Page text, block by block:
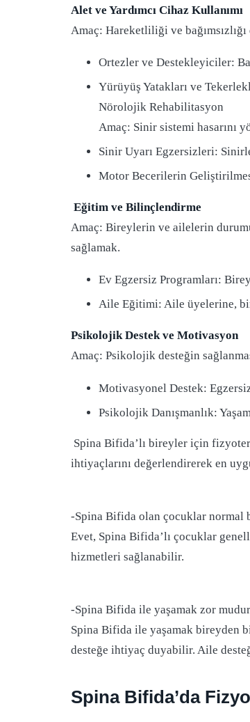
Alet ve Yardımcı Cihaz Kullanımı
Amaç: Hareketliliği ve
Ortezler ve Destekleyiciler:
Yürüyüş Yatakları ve
Nörolojik Rehabilitasyon
Amaç: Sinir sistemi hasarını
Sinir Uyarı Egzersizleri:
Motor Becerilerin
Eğitim ve Bilinçlendirme
Amaç: Bireylerin ve ailelerin
sağlamak.
Ev Egzersiz Programları:
Aile Eğitimi: Aile üyelerine,
Psikolojik Destek ve Motivasyon
Amaç: Psikolojik desteğin
Motivasyonel Destek:
Psikolojik Danışmanlık:
Spina Bifida’lı bireyler için
ihtiyaçlarını değerlendirerek en
-Spina Bifida olan çocuklar normal
Evet, Spina Bifida’lı çocuklar
hizmetleri sağlanabilir.
-Spina Bifida ile yaşamak zor
Spina Bifida ile yaşamak bireyden
desteğe ihtiyaç duyabilir. Aile
Spina Bifida’da